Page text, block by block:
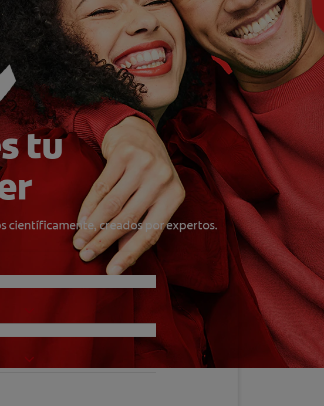
tu
científicamente, creados por expertos.